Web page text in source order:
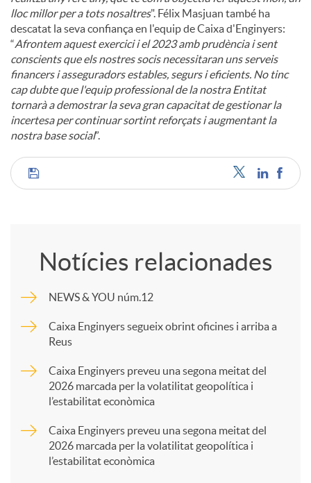
lloc millor per a tots nosaltres". Félix Masjuan també ha
descatat la seva confiança en l'equip de Caixa d'Enginyers:
“Afrontem aquest exercici i el 2023 amb prudència i sent
conscients que els nostres socis necessitaran uns serveis
financers i asseguradors estables, segurs i eficients. No tinc
cap dubte que l'equip professional de la nostra Entitat
tornarà a demostrar la seva gran capacitat de gestionar la
incertesa per continuar sortint reforçats i augmentant la
nostra base social”.
C
m
p
a
Notícies relacionades
NEWS & YOU núm.12
Caixa Enginyers segueix obrint oficines i arriba a
Reus
Caixa Enginyers preveu una segona meitat del
2026 marcada per la volatilitat geopolítica i
l’estabilitat econòmica
Caixa Enginyers preveu una segona meitat del
2026 marcada per la volatilitat geopolítica i
l’estabilitat econòmica